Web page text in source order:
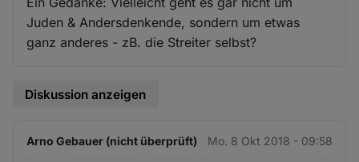
Juden & Andersdenkende, sondern um etwas
ganz anderes - zB. die Streiter selbst?
Diskussion anzeigen
Arno Gebauer (nicht überprüft) Mo. 8 Okt 2018 - 09:58